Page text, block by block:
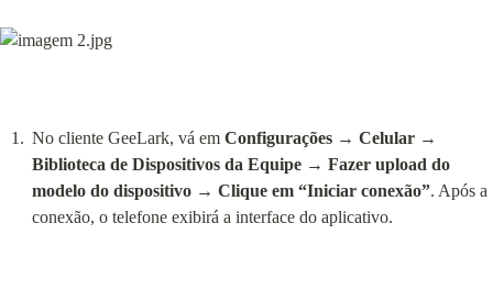
No cliente GeeLark, vá em Configurações → Celular →
Biblioteca de Dispositivos da Equipe → Fazer upload do
modelo do dispositivo → Clique em “Iniciar conexão”. Após a
conexão, o telefone exibirá a interface do aplicativo.